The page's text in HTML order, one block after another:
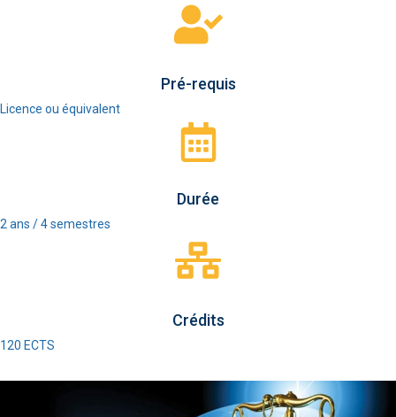
Pré-requis
Licence ou équivalent
Durée
2 ans / 4 semestres
Crédits
120 ECTS